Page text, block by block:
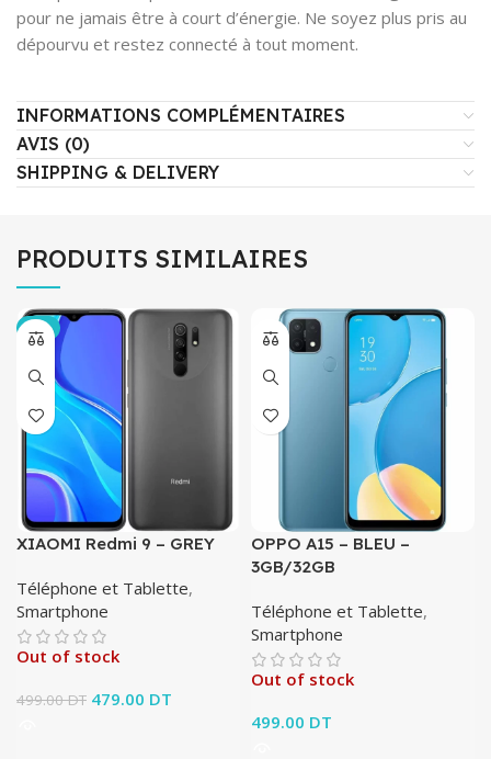
pour ne jamais être à court d’énergie. Ne soyez plus pris au
dépourvu et restez connecté à tout moment.
INFORMATIONS COMPLÉMENTAIRES
AVIS (0)
SHIPPING & DELIVERY
PRODUITS SIMILAIRES
-4%
XIAOMI Redmi 9 – GREY
Téléphone et Tablette,
Smartphone
Out of stock
499.00DT Le prix initial était :
479.00 DT
actuel est :
OPPO A15 – BLEU –
3GB/32GB
Téléphone et Tablette,
Smartphone
Out of stock
499.00 DT